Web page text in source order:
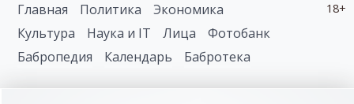
18+
Главная Политика
Экономика
Культура
Наука и IT Лица
Фотобанк
Бабропедия
Календарь Бабротека